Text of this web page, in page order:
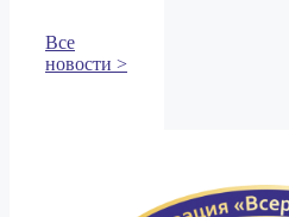
Все
новости >